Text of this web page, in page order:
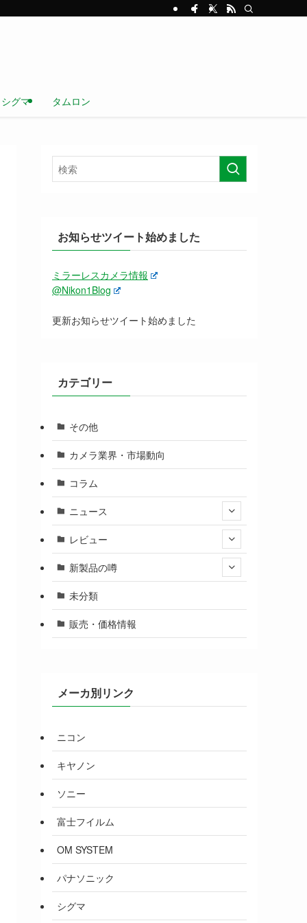
シグマ タムロン
お知らせツイート始めました
ミラーレスカメラ情報
@Nikon1Blog
更新お知らせツイート始めました
カテゴリー
その他
カメラ業界・市場動向
コラム
ニュース
レビュー
新製品の噂
未分類
販売・価格情報
メーカ別リンク
ニコン
キヤノン
ソニー
富士フイルム
OM SYSTEM
パナソニック
シグマ